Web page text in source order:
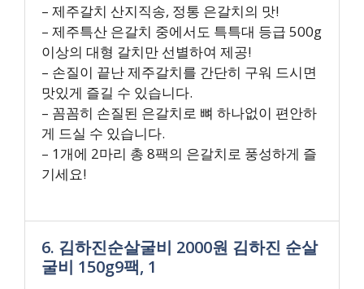
– 제주갈치 산지직송, 정통 은갈치의 맛!
– 제주특산 은갈치 중에서도 특특대 등급 500g
이상의 대형 갈치만 선별하여 제공!
– 손질이 끝난 제주갈치를 간단히 구워 드시면
맛있게 즐길 수 있습니다.
– 꼼꼼히 손질된 은갈치로 뼈 하나없이 편안하
게 드실 수 있습니다.
– 1개에 2마리 총 8팩의 은갈치로 풍성하게 즐
기세요!
6. 김하진순살굴비 2000원 김하진 순살
굴비 150g9팩, 1